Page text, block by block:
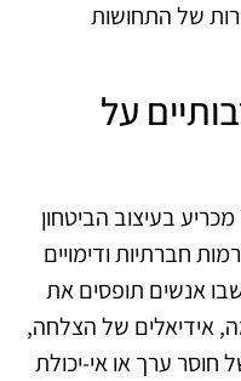
של התחושות
על
בעיצוב הביטחון
חברתיות ודימויים
שבו אנשים תופסים את
אידיאלים של הצלחה,
חוסר ערך או אי-יכולת